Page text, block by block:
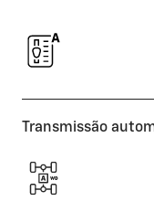
Transmissão